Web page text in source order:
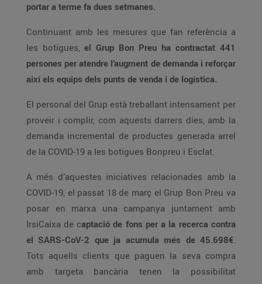
portar a terme fa dues setmanes.
Continuant amb les mesures que fan referència a
les botigues, el Grup Bon Preu ha contractat 441
persones per atendre l’augment de demanda i reforçar
així els equips dels punts de venda i de logística.
El personal del Grup està treballant intensament per
proveir i complir, com aquests darrers dies, amb la
demanda incremental de productes generada arrel
de la COVID-19 a les botigues Bonpreu i Esclat.
A més d’aquestes iniciatives relacionades amb la
COVID-19, el passat 18 de març el Grup Bon Preu va
posar en marxa una campanya juntament amb
IrsiCaixa de captació de fons per a la recerca contra
el SARS-CoV-2 que ja acumula més de 45.698€.
Tots aquells clients que paguen la seva compra
amb targeta bancària tenen la possibilitat